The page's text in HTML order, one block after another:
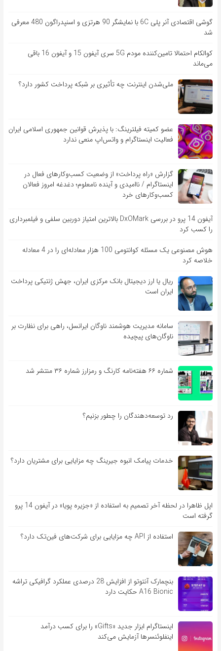
گوشی اقتصادی آنر پلی 6C با نمایشگر 90 هرتزی و اسنپدراگون 480 معرفی
شد
کوالکام احتمالا تامین‌کننده مودم 5G سری آیفون 15 و آیفون 16 باقی
می‌ماند
ملی‌شدن اینترنت چه تأثیری بر شبکه پرداخت کشور دارد؟
عضو کمیته فیلترینگ: با پذیرش قوانین جمهوری اسلامی ایران
فعالیت اینستاگرام و واتس‌اپ منعی ندارد
گزارش «راه پرداخت» از وضعیت کسب‌وکارهای فعال در
اینستاگرام / ناامیدی و آینده نامعلوم؛ دغدغه امروز فعالان
کسب‌وکارهای خرد
آیفون 14 پرو در بررسی DxOMark بالاترین امتیاز دوربین سلفی و فیلمبرداری
را کسب کرد
هوش مصنوعی یک مسئله کوانتومی 100 هزار معادله‌‎ای را در 4 معادله
خلاصه کرد
ریال یا ارز دیجیتال بانک مرکزی ایران، جهش ژنتیکی پرداخت
ایران است
سامانه مدیریت هوشمند ناوگان ایرانسل، راهی برای نظارت بر
ناوگان‌های پیچیده
شماره ۶۶ هفته‌نامه کارنگ و رمزارز شماره ۳۶ منتشر شد
رد توسعه‌دهندگان را چطور بزنیم؟
خدمات پیامک انبوه جیرینگ چه مزایایی برای مشتریان دارد؟
اپل ظاهرا در لحظه آخر تصمیم به استفاده از «جزیره پویا» در آیفون 14 پرو
گرفته است
استفاده از API چه مزایایی برای شرکت‌های فین‌تک دارد؟
بنچمارک آنتوتو از افزایش 28 درصدی عملکرد گرافیکی تراشه
A16 Bionic حکایت دارد
اینستاگرام ابزار جدید «Gifts» را برای کسب درآمد
اینفلوئنسرها آزمایش می‌کند